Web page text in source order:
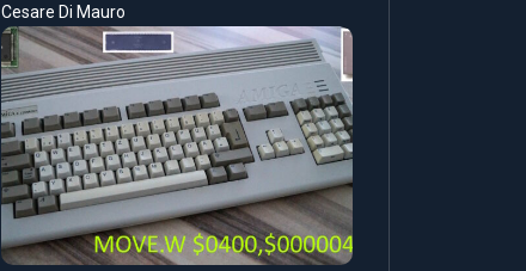
Cesare Di Mauro